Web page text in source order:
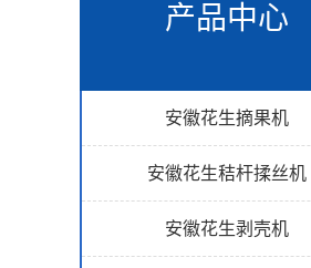
产品中心
安徽花生摘果机
安徽花生秸杆揉丝机
安徽花生剥壳机